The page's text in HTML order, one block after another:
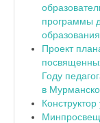
программы
образования
Проект
Году
в